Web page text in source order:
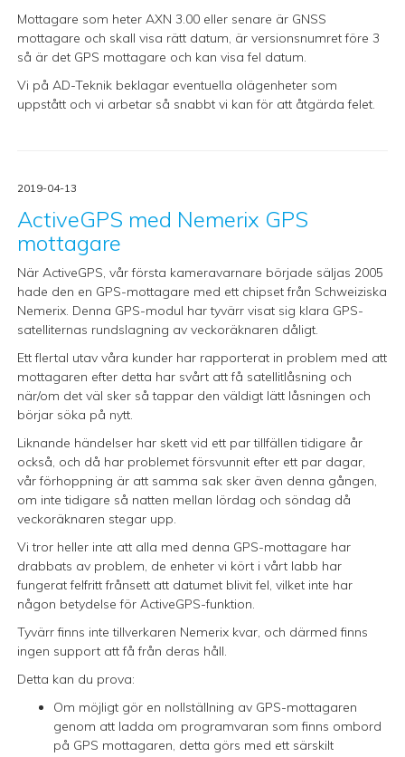
Mottagare som heter AXN 3.00 eller senare är GNSS
mottagare och skall visa rätt datum, är versionsnumret före 3
så är det GPS mottagare och kan visa fel datum.
Vi på AD-Teknik beklagar eventuella olägenheter som
uppstått och vi arbetar så snabbt vi kan för att åtgärda felet.
2019-04-13
ActiveGPS med Nemerix GPS
mottagare
När ActiveGPS, vår första kameravarnare började säljas 2005
hade den en GPS-mottagare med ett chipset från Schweiziska
Nemerix. Denna GPS-modul har tyvärr visat sig klara GPS-
satelliternas rundslagning av veckoräknaren dåligt.
Ett flertal utav våra kunder har rapporterat in problem med att
mottagaren efter detta har svårt att få satellitlåsning och
när/om det väl sker så tappar den väldigt lätt låsningen och
börjar söka på nytt.
Liknande händelser har skett vid ett par tillfällen tidigare år
också, och då har problemet försvunnit efter ett par dagar,
vår förhoppning är att samma sak sker även denna gången,
om inte tidigare så natten mellan lördag och söndag då
veckoräknaren stegar upp.
Vi tror heller inte att alla med denna GPS-mottagare har
drabbats av problem, de enheter vi kört i vårt labb har
fungerat felfritt frånsett att datumet blivit fel, vilket inte har
någon betydelse för ActiveGPS-funktion.
Tyvärr finns inte tillverkaren Nemerix kvar, och därmed finns
ingen support att få från deras håll.
Detta kan du prova:
Om möjligt gör en nollställning av GPS-mottagaren
genom att ladda om programvaran som finns ombord
på GPS mottagaren, detta görs med ett särskilt